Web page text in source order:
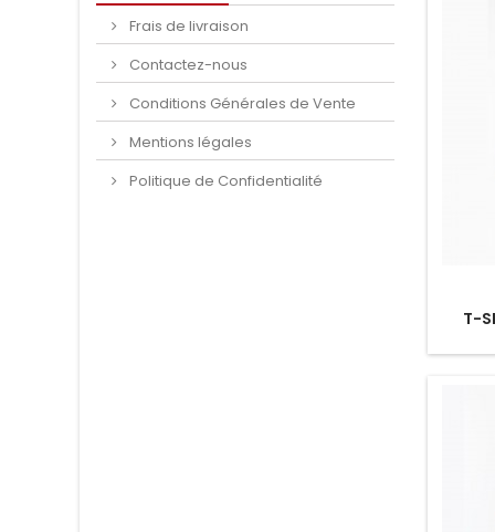
Frais de livraison
Contactez-nous
Conditions Générales de Vente
Mentions légales
Politique de Confidentialité
T-